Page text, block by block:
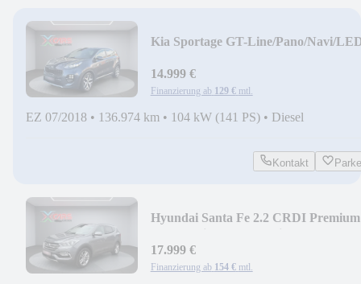
Kia Sportage GT-Line/Pano/Navi/
14.999 €
Finanzierung ab 129 € mtl.
EZ 07/2018 • 136.974 km • 104 kW (141 PS) • Diesel
Kontakt
Hyundai Santa Fe 2.2 CRDI Premium
17.999 €
Finanzierung ab 154 € mtl.